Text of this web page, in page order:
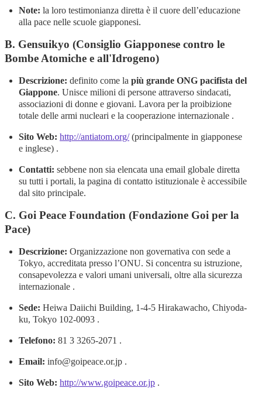
Note: la loro testimonianza diretta è il cuore dell’educazione
alla pace nelle scuole giapponesi.
B. Gensuikyo (Consiglio Giapponese contro le
Bombe Atomiche e all'Idrogeno)
Descrizione: definito come la più grande ONG pacifista del
Giappone. Unisce milioni di persone attraverso sindacati,
associazioni di donne e giovani. Lavora per la proibizione
totale delle armi nucleari e la cooperazione internazionale .
Sito Web: http://antiatom.org/(principalmente in giapponese
e inglese) .
Contatti: sebbene non sia elencata una email globale diretta
su tutti i portali, la pagina di contatto istituzionale è accessibile
dal sito principale.
C. Goi Peace Foundation (Fondazione Goi per la
Pace)
Descrizione: Organizzazione non governativa con sede a
Tokyo, accreditata presso l’ONU. Si concentra su istruzione,
consapevolezza e valori umani universali, oltre alla sicurezza
internazionale .
Sede: Heiwa Daiichi Building, 1-4-5 Hirakawacho, Chiyoda-
ku, Tokyo 102-0093 .
Telefono: 81 3 3265-2071 .
Email: info@goipeace.or.jp .
Sito Web: http://www.goipeace.or.jp .